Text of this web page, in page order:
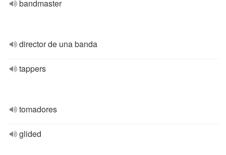
bandmaster
director de una banda
tappers
tomadores
glided